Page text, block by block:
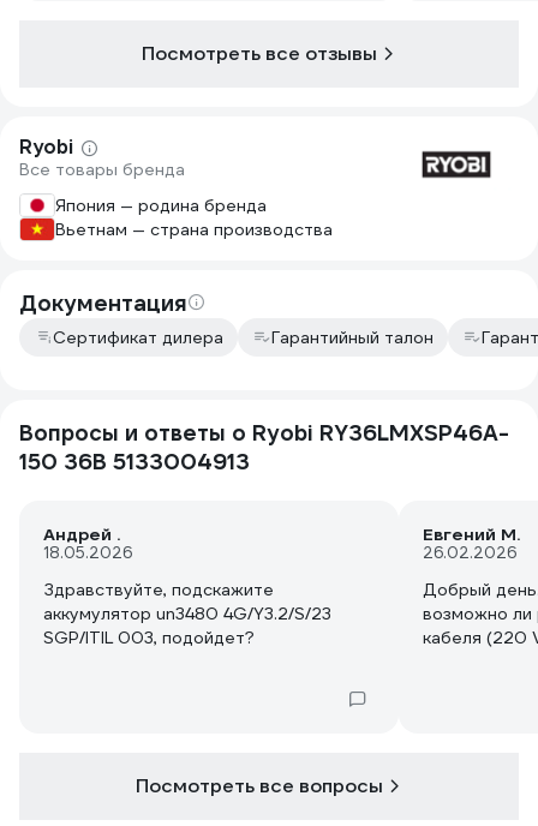
Аккумулятора в комплекте хватает
Посмотреть все отзывы
Ryobi
Все товары бренда
Япония — родина бренда
Вьетнам — страна производства
Документация
Сертификат дилера Гарантийный талон
Вопросы и ответы о Ryobi RY36LMXSP46A-
150 36В 5133004913
Андрей .
18.05.2026
Здравствуйте, подскажите
аккумулятор un3480 4G/Y3.2/S/23
SGP/ITIL 003, подойдет?
Евгений М.
26.02.2026
Добрый
возможно ли
кабеля (220
Посмотреть все вопросы